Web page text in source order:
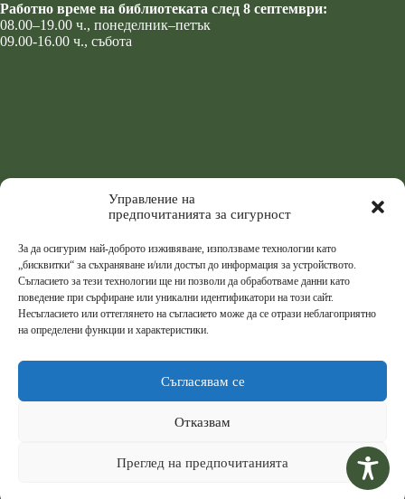
Управление на
предпочитанията за сигурност
За да осигурим най-доброто изживяване, използваме технологии като
„бисквитки“ за съхраняване и/или достъп до информация за устройството.
Съгласието за тези технологии ще ни позволи да обработваме данни като
поведение при сърфиране или уникални идентификатори на този сайт.
Несъгласието или оттеглянето на съгласието може да се отрази неблагоприятно
на определени функции и характеристики.
Съгласявам се
Отказвам
Преглед на предпочитанията
Работно време на библиотеката след 8 септември:
08.00–19.00 ч., понеделник–петък
09.00-16.00 ч., събота
Централна Медицинска Библиотека,